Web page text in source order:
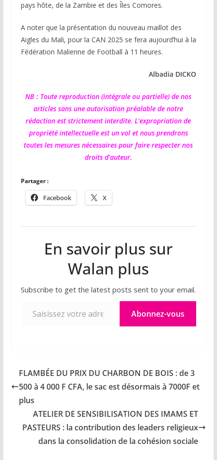
pays hôte, de la Zambie et des Îles Comores.
A noter que la présentation du nouveau maillot des
Aigles du Mali, pour la CAN 2025 se fera aujourd’hui à la
Fédération Malienne de Football à 11 heures.
Albadia DICKO
NB : Toute reproduction (intégrale ou partielle) de nos
articles sans une autorisation préalable de notre
rédaction est strictement interdite. L’expropriation de
propriété intellectuelle est un vol et nous prendrons
toutes les mesures nécessaires pour faire respecter nos
droits d’auteur.
Partager :
Facebook X
En savoir plus sur
Walan plus
Subscribe to get the latest posts sent to your email.
Abonnez-vous
FLAMBÉE DU PRIX DU CHARBON DE BOIS : de 3
500 à 4 000 F CFA, le sac est désormais à 7000F et
plus
ATELIER DE SENSIBILISATION DES IMAMS ET
PASTEURS : la contribution des leaders religieux
dans la consolidation de la cohésion sociale